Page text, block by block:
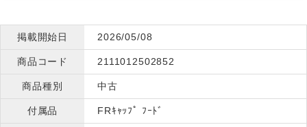
掲載開始日 2026/05/08
商品コード 2111012502852
商品種別 中古
付属品 FRｷｬｯﾌﾟ ﾌｰﾄﾞ